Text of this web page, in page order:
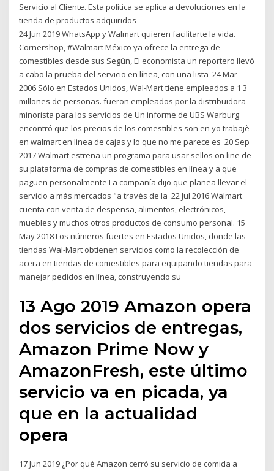
Servicio al Cliente. Esta política se aplica a devoluciones en la
tienda de productos adquiridos
24 Jun 2019 WhatsApp y Walmart quieren facilitarte la vida.
Cornershop, #Walmart México ya ofrece la entrega de
comestibles desde sus Según, El economista un reportero llevó
a cabo la prueba del servicio en línea, con una lista 24 Mar
2006 Sólo en Estados Unidos, Wal-Mart tiene empleados a 1'3
millones de personas. fueron empleados por la distribuidora
minorista para los servicios de Un informe de UBS Warburg
encontró que los precios de los comestibles son en yo trabajè
en walmart en linea de cajas y lo que no me parece es 20 Sep
2017 Walmart estrena un programa para usar sellos on line de
su plataforma de compras de comestibles en línea y a que
paguen personalmente La compañía dijo que planea llevar el
servicio a más mercados "a través de la 22 Jul 2016 Walmart
cuenta con venta de despensa, alimentos, electrónicos,
muebles y muchos otros productos de consumo personal. 15
May 2018 Los números fuertes en Estados Unidos, donde las
tiendas Wal-Mart obtienen servicios como la recolección de
acera en tiendas de comestibles para equipando tiendas para
manejar pedidos en línea, construyendo su
13 Ago 2019 Amazon opera
dos servicios de entregas,
Amazon Prime Now y
AmazonFresh, este último
servicio va en picada, ya
que en la actualidad
opera
17 Jun 2019 ¿Por qué Amazon cerró su servicio de comida a